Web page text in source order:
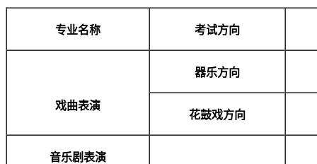
专业名称 考试方向
戏曲表演
器乐方向
花鼓戏方向
音乐剧表演